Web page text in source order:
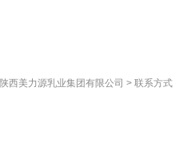
陕西美力源乳业集团有限公司 > 联系方式